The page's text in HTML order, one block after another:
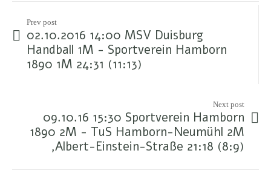
Prev post
02.10.2016 14:00 MSV Duisburg
Handball 1M - Sportverein Hamborn
1890 1M 24:31 (11:13)
Next post
09.10.16 15:30 Sportverein Hamborn
1890 2M - TuS Hamborn-Neumühl 2M
,Albert-Einstein-Straße 21:18 (8:9)